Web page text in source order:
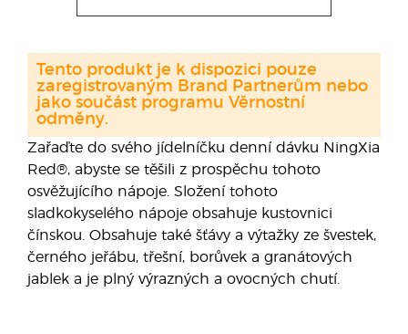
Zařaďte do svého jídelníčku denní dávku NingXia
Red®, abyste se těšili z prospěchu tohoto
osvěžujícího nápoje. Složení tohoto
sladkokyselého nápoje obsahuje kustovnici
čínskou. Obsahuje také šťávy a výtažky ze švestek,
černého jeřábu, třešní, borůvek a granátových
jablek a je plný výrazných a ovocných chutí.
Tento produkt je k dispozici pouze
zaregistrovaným Brand Partnerům nebo
jako součást programu Věrnostní
odměny.